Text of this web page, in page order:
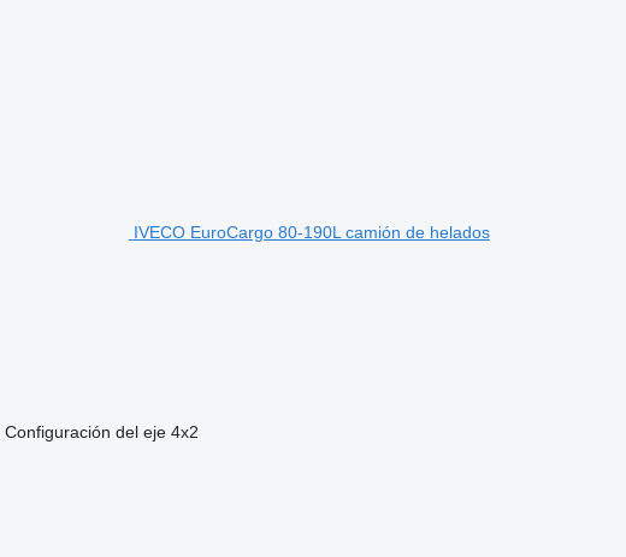
IVECO EuroCargo 80-190L camión de helados
Configuración del eje 4x2